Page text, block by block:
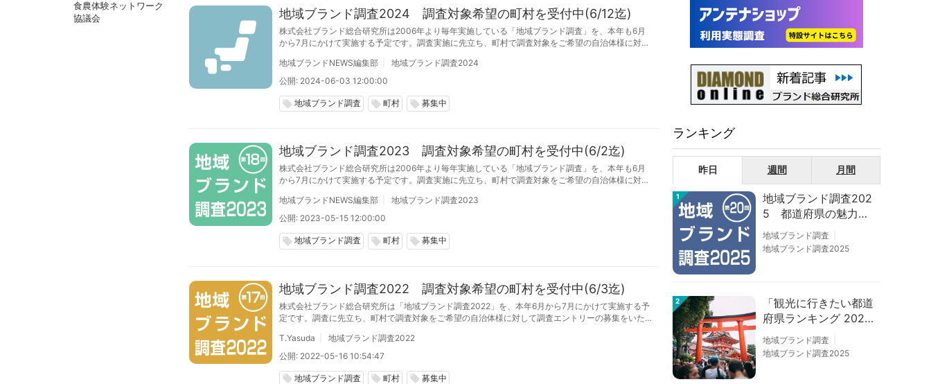
食農体験ネットワーク
協議会
地域ブランド調査2024 調査対象希望の町村を受付中(6/12迄)
株式会社ブランド総合研究所は2006年より毎年実施している「地域ブランド調査」を、本年も6月
から7月にかけて実施する予定です。調査実施に先立ち、町村で調査対象をご希望の自治体様に対し
地域ブランドNEWS編集部
地域ブランド調査2024
公開: 2024-06-03 12:00:00
local_offer 地域ブランド調査 local_offer 町村 local_offer 募集中
地域ブランド調査2023 調査対象希望の町村を受付中(6/2迄)
株式会社ブランド総合研究所は2006年より毎年実施している「地域ブランド調査」を、本年も6月
から7月にかけて実施する予定です。調査実施に先立ち、町村で調査対象をご希望の自治体様に対し
地域ブランドNEWS編集部
地域ブランド調査2023
公開: 2023-05-15 12:00:00
local_offer 地域ブランド調査 local_offer 町村 local_offer 募集中
地域ブランド調査2022 調査対象希望の町村を受付中(6/3迄)
株式会社ブランド総合研究所は「地域ブランド調査2022」を、本年6月から7月にかけて実施する予
定です。調査に先立ち、町村で調査対象をご希望の自治体様に対して調査エントリーの募集をいた
T.Yasuda
地域ブランド調査2022
公開: 2022-05-16 10:54:47
local_offer 地域ブランド調査 local_offer 町村 local_offer 募集中
ランキング
昨日 週間 月間
1
地域ブランド調査202
5 都道府県の魅力度
等調査結果
地域ブランド調査
地域ブランド調査2025
2
「観光に行きたい都道
府県ランキング 202
6」京都は低下、神奈
川上昇
地域ブランド調査
地域ブランド調査2025